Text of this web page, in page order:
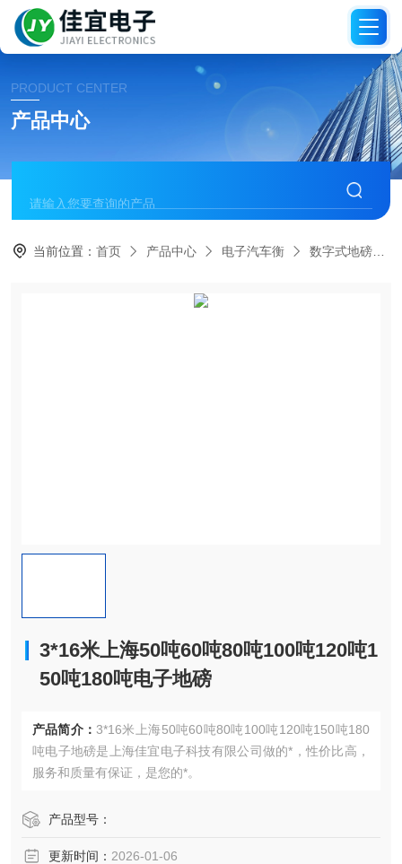
PRODUCT CENTER
产品中心
当前位置：首页 产品中心 电子汽车衡 数字式地磅秤
3*16米上海50吨60吨80吨100吨120吨1
50吨180吨电子地磅
产品简介： 3*16米上海50吨60吨80吨100吨120吨150吨180
吨电子地磅是上海佳宜电子科技有限公司做的*，性价比高，
服务和质量有保证，是您的*。
产品型号：
更新时间： 2026-01-06